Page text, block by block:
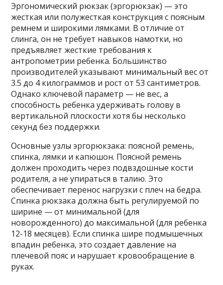
Эргономический рюкзак (эргорюкзак) — это
жесткая или полужесткая конструкция с поясным
ремнем и широкими лямками. В отличие от
слинга, он не требует навыков намотки, но
предъявляет жесткие требования к
антропометрии ребенка. Большинство
производителей указывают минимальный вес от
3.5 до 4 килограммов и рост от 53 сантиметров.
Однако ключевой параметр — не вес, а
способность ребенка удерживать голову в
вертикальной плоскости хотя бы несколько
секунд без поддержки.
Основные узлы эргорюкзака: поясной ремень,
спинка, лямки и капюшон. Поясной ремень
должен проходить через подвздошные кости
родителя, а не упираться в талию. Это
обеспечивает перенос нагрузки с плеч на бедра.
Спинка рюкзака должна быть регулируемой по
ширине — от минимальной (для
новорожденного) до максимальной (для ребенка
12-18 месяцев). Если спинка шире подмышечных
впадин ребенка, это создает давление на
плечевой пояс и нарушает кровообращение в
руках.